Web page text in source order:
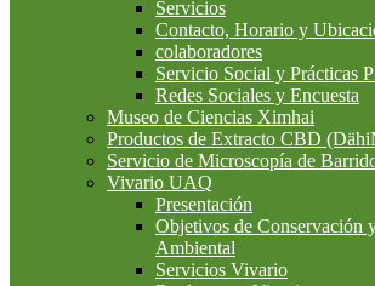
Servicios
Contacto, Horario y
colaboradores
Servicio Social y Prácticas
Redes Sociales y Encuesta
Museo de Ciencias Ximhai
Productos de Extracto CBD
Servicio de Microscopía de
Vivario UAQ
Presentación
Objetivos de Conservación
Ambiental
Servicios Vivario